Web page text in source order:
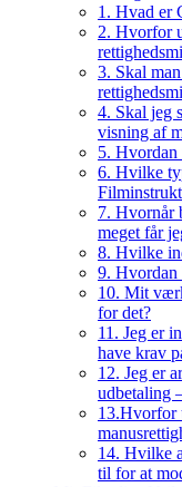
1. Hvad er
2. Hvorfor
3. Skal
4. Skal jeg
visning af
5. Hvordan
6. Hvilke
7. Hvornår
meget får
8. Hvilke
9. Hvordan
10. Mit
for det?
11. Jeg er
have krav
12. Jeg er
udbetaling
13.Hvorfor
14. Hvilke
til for at